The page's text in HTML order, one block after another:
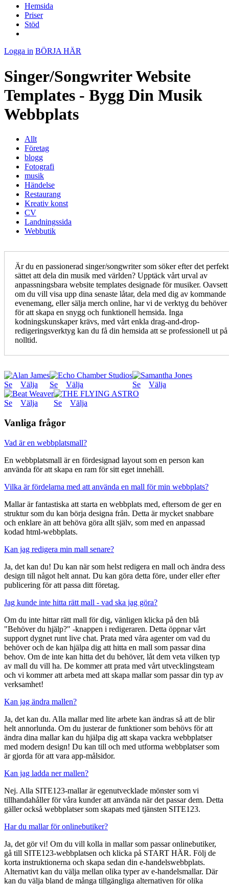
Hemsida
Priser
Stöd
Logga in BÖRJA HÄR
Singer/Songwriter Website
Templates - Bygg Din Musik
Webbplats
Allt
Företag
blogg
Fotografi
musik
Händelse
Restaurang
Kreativ konst
CV
Landningssida
Webbutik
Är du en passionerad singer/songwriter som söker efter det
sättet att dela din musik med världen? Upptäck vårt urval av
anpassningsbara website templates designade för musiker. Oavsett
om du vill visa upp dina senaste låtar, dela med dig av kommande
evenemang, eller sälja merch online, har vi de verktyg du behöver
för att skapa en snygg och funktionell hemsida. Inga
kodningskunskaper krävs, med vårt enkla drag-and-drop-
redigeringsverktyg kan du få din hemsida att se professionell ut på
nolltid.
Se Välja Se Välja Se Välja
Se Välja Se Välja
Vanliga frågor
Vad är en webbplatsmall?
En webbplatsmall är en fördesignad layout som en person kan
använda för att skapa en ram för sitt eget innehåll.
Vilka är fördelarna med att använda en mall för min webbplats?
Mallar är fantastiska att starta en webbplats med, eftersom de ger en
struktur som du kan börja designa från. Detta är mycket snabbare
och enklare än att behöva göra allt själv, som med en anpassad
kodad html-webbplats.
Kan jag redigera min mall senare?
Ja, det kan du! Du kan när som helst redigera en mall och ändra dess
design till något helt annat. Du kan göra detta före, under eller efter
publicering för att passa ditt företag.
Jag kunde inte hitta rätt mall - vad ska jag göra?
Om du inte hittar rätt mall för dig, vänligen klicka på den blå
"Behöver du hjälp?" -knappen i redigeraren. Detta öppnar vårt
support dygnet runt live chat. Prata med våra agenter om vad du
behöver och de kan hjälpa dig att hitta en mall som passar dina
behov. Om de inte kan hitta det du behöver, låt dem veta vilken typ
av mall du vill ha. De kommer att prata med vårt utvecklingsteam
och vi kommer att arbeta med att skapa mallar som passar din typ av
verksamhet!
Kan jag ändra mallen?
Ja, det kan du. Alla mallar med lite arbete kan ändras så att de blir
helt annorlunda. Om du justerar de funktioner som behövs för att
ändra dina mallar kan du hjälpa dig att skapa vackra webbplatser
med modern design! Du kan till och med utforma webbplatser som
är gjorda för att vara app-målsidor.
Kan jag ladda ner mallen?
Nej. Alla SITE123-mallar är egenutvecklade mönster som vi
tillhandahåller för våra kunder att använda när det passar dem. Detta
gäller också webbplatser som skapats med tjänsten SITE123.
Har du mallar för onlinebutiker?
Ja, det gör vi! Om du vill kolla in mallar som passar onlinebutiker,
gå till SITE123-webbplatsen och klicka på START HÄR. Följ de
korta instruktionerna och skapa sedan din e-handelswebbplats.
Alternativt kan du välja mellan olika typer av e-handelsmallar. Där
kan du välja bland de många tillgängliga alternativen för olika